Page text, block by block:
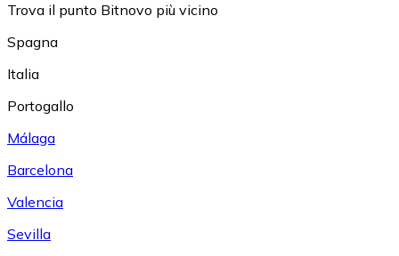
Trova il punto Bitnovo più vicino
Spagna
Italia
Portogallo
Málaga
Barcelona
Valencia
Sevilla